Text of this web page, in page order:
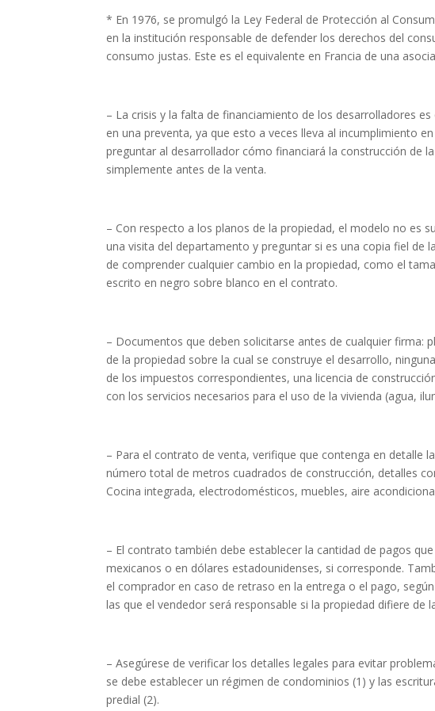
* En 1976, se promulgó la Ley Federal de Protección al
en la institución responsable de defender los derechos del
consumo justas. Este es el equivalente en Francia de una
– La crisis y la falta de financiamiento de los desarrolladores
en una preventa, ya que esto a veces lleva al incumplimiento
preguntar al desarrollador cómo financiará la construcción de
simplemente antes de la venta.
– Con respecto a los planos de la propiedad, el modelo no es
una visita del departamento y preguntar si es una copia fiel de
de comprender cualquier cambio en la propiedad, como el
escrito en negro sobre blanco en el contrato.
– Documentos que deben solicitarse antes de cualquier firma:
de la propiedad sobre la cual se construye el desarrollo,
de los impuestos correspondientes, una licencia de
con los servicios necesarios para el uso de la vivienda (agua,
– Para el contrato de venta, verifique que contenga en detalle
número total de metros cuadrados de construcción, detalles
Cocina integrada, electrodomésticos, muebles, aire
– El contrato también debe establecer la cantidad de pagos
mexicanos o en dólares estadounidenses, si corresponde.
el comprador en caso de retraso en la entrega o el pago,
las que el vendedor será responsable si la propiedad difiere de
– Asegúrese de verificar los detalles legales para evitar
se debe establecer un régimen de condominios (1) y las
predial (2).